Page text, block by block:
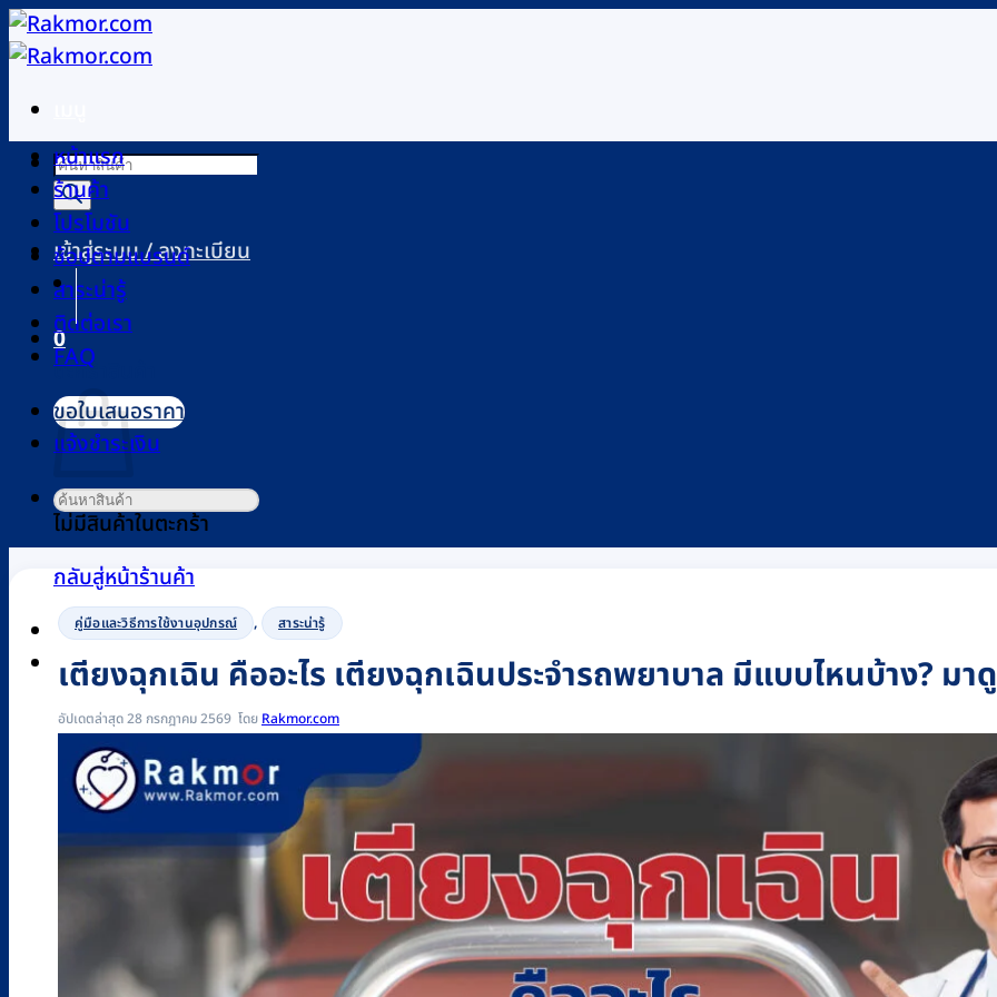
ข้าม
ไป
เนื้อหา
Products
search
เข้าสู่ระบบ / ลงทะเบียน
0
ตะกร้าสินค้า
ไม่มีสินค้าในตะกร้า
กลับสู่หน้าร้านค้า
0
หน้าแรก
ร้านค้า
โปรโมชัน
ช้อปตามแบรนด์
สาระน่ารู้
ติดต่อเรา
FAQ
ขอใบเสนอราคา
แจ้งชำระเงิน
ค้นหา:
คู่มือและวิธีการใช้งานอุปกรณ์ , สาระน่ารู้
เตียงฉุกเฉิน คืออะไร เตียงฉุกเฉินประจำรถพยาบาล มีแบบไหนบ้าง? มา
อัปเดตล่าสุด 28 กรกฎาคม 2569 Rakmor.com